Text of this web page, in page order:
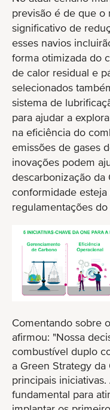
previsão é de que o
significativo de
esses navios
forma otimizada do
de calor residual e
selecionados
sistema de
para ajudar a
na eficiência do
emissões de gases
inovações podem
descarbonização da
conformidade
regulamentações
Comentando sobre
afirmou: "Nossa
combustível duplo
a Green Strategy
principais
fundamental para